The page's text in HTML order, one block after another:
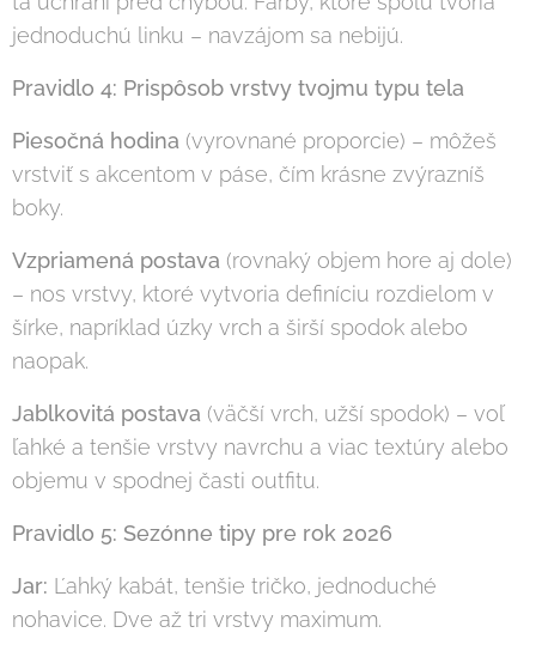
jednoduchú linku – navzájom sa nebijú.
Pravidlo 4: Prispôsob vrstvy tvojmu typu tela
Piesočná hodina (vyrovnané proporcie) – môžeš
vrstviť s akcentom v páse, čím krásne zvýrazníš
boky.
Vzpriamená postava (rovnaký objem hore aj dole)
– nos vrstvy, ktoré vytvoria definíciu rozdielom v
šírke, napríklad úzky vrch a širší spodok alebo
naopak.
Jablkovitá postava (väčší vrch, užší spodok) – voľ
ľahké a tenšie vrstvy navrchu a viac textúry alebo
objemu v spodnej časti outfitu.
Pravidlo 5: Sezónne tipy pre rok 2026
Jar: Ľahký kabát, tenšie tričko, jednoduché
nohavice. Dve až tri vrstvy maximum.